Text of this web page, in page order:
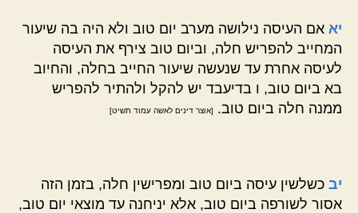
יא אם העיסה נילושה מערב יום טוב ולא היה בה שיעור
המחייב להפריש חלה, וביום טוב צירף את העיסה
לעיסה אחרת עד שנעשה שיעור החייב בחלה, והחיוב
בא ביום טוב, ו בדיעבד יש להקל ולהתיר להפריש
ממנה חלה ביום טוב.
[אוצר דינים לאשה עמוד תשיט]
יב כשלשין עיסה ביום טוב ומפרישין חלה, בזמן הזה
אסור לשורפה ביום טוב, אלא יניחנה עד מוצאי יום טוב,